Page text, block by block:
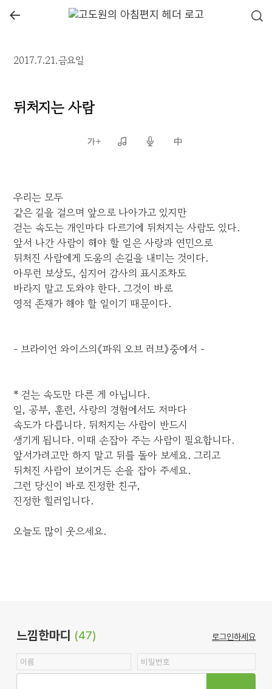
←
2017.7.21.금요일
뒤처지는 사람
우리는 모두
같은 길을 걸으며 앞으로 나아가고 있지만
걷는 속도는 개인마다 다르기에 뒤처지는 사람도 있다.
앞서 나간 사람이 해야 할 일은 사랑과 연민으로
뒤처진 사람에게 도움의 손길을 내미는 것이다.
아무런 보상도, 심지어 감사의 표시조차도
바라지 말고 도와야 한다. 그것이 바로
영적 존재가 해야 할 일이기 때문이다.
- 브라이언 와이스의《파워 오브 러브》중에서 -
* 걷는 속도만 다른 게 아닙니다.
일, 공부, 훈련, 사랑의 경험에서도 저마다
속도가 다릅니다. 뒤처지는 사람이 반드시
생기게 됩니다. 이때 손잡아 주는 사람이 필요합니다.
앞서가려고만 하지 말고 뒤를 돌아 보세요. 그리고
뒤처진 사람이 보이거든 손을 잡아 주세요.
그런 당신이 바로 진정한 친구,
진정한 힐러입니다.
오늘도 많이 웃으세요.
느낌한마디 (47) 로그인하세요